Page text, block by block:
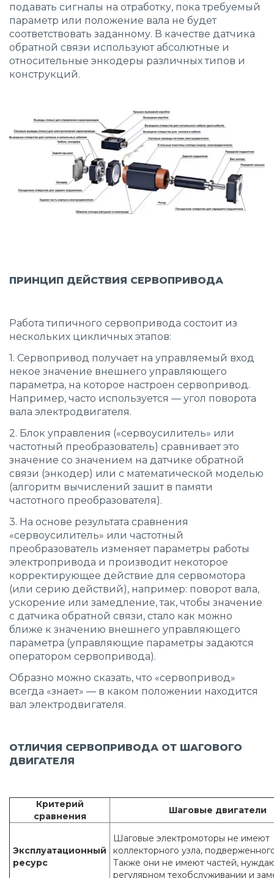
подавать сигналы на отработку, пока требуемый
параметр или положение вала не будет
соответствовать заданному. В качестве датчика
обратной связи используют абсолютные и
относительные энкодеры различных типов и
конструкций.
ПРИНЦИП ДЕЙСТВИЯ СЕРВОПРИВОДА
Работа типичного сервопривода состоит из
нескольких цикличных этапов:
1. Сервопривод получает на управляемый вход
некое значение внешнего управляющего
параметра, на которое настроен сервопривод.
Например, часто используется — угол поворота
вала электродвигателя.
2. Блок управления («сервоусилитель» или
частотный преобразователь) сравнивает это
значение со значением на датчике обратной
связи (энкодер) или с математической моделью
(алгоритм вычислений зашит в памяти
частотного преобразователя).
3. На основе результата сравнения
«сервоусилитель» или частотный
преобразователь изменяет параметры работы
электропривода и производит некоторое
корректирующее действие для сервомотора
(или серию действий), например: поворот вала,
ускорение или замедление, так, чтобы значение
с датчика обратной связи, стало как можно
ближе к значению внешнего управляющего
параметра (управляющие параметры задаются
оператором сервопривода).
Образно можно сказать, что «сервопривод»
всегда «знает» — в каком положении находится
вал электродвигателя.
ОТЛИЧИЯ СЕРВОПРИВОДА ОТ ШАГОВОГО
ДВИГАТЕЛЯ
Критерий
сравнения
Шаговые двигатели
Эксплуатационный
ресурс
Шаговые электромоторы не имеют
коллекторного узла,
Также они не имеют частей,
регулярном техобслуживании и